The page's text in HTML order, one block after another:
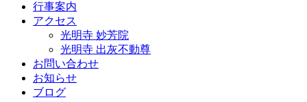
行事案内
アクセス
光明寺 妙芳院
光明寺 出灰不動尊
お問い合わせ
お知らせ
ブログ